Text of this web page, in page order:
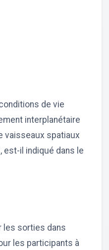
de vie
interplanétaire
vaisseaux spatiaux
est-il indiqué dans le
les sorties dans
les participants à